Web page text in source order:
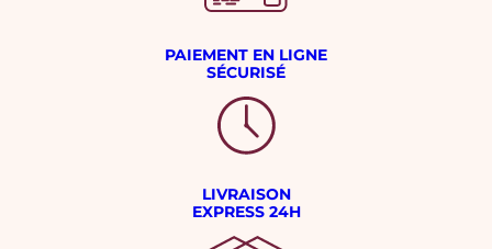
PAIEMENT EN LIGNE
SÉCURISÉ
LIVRAISON
EXPRESS 24H